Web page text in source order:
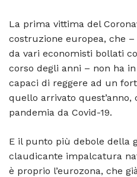
La prima vittima del
costruzione europea, che
da vari economisti bollati
corso degli anni – non ha
capaci di reggere ad un
quello arrivato quest’anno,
pandemia da Covid-19.
E il punto più debole della
claudicante impalcatura
è proprio l’eurozona, che